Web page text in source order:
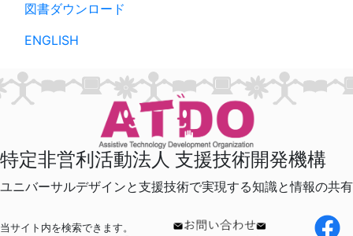
図書ダウンロード
ENGLISH
特定非営利活動法人 支援技術開発機構
ユニバーサルデザインと支援技術で実現する知識と情報の共有
当サイト内を検索できます。